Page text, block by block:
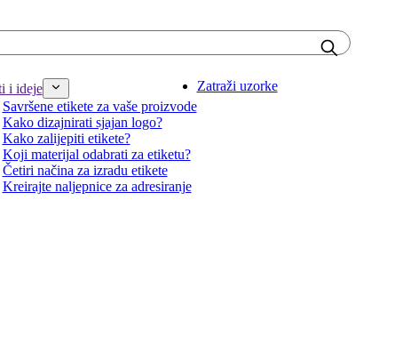
i ideje
Savršene etikete za vaše proizvode
Kako dizajnirati sjajan logo?
Kako zalijepiti etikete?
Koji materijal odabrati za etiketu?
Četiri načina za izradu etikete
Kreirajte naljepnice za adresiranje
Zatraži uzorke